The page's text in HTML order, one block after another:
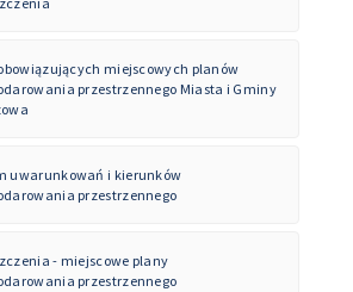
miejscowych planów
przestrzennego Miasta i Gminy
uwarunkowań i kierunków
przestrzennego
- miejscowe plany
przestrzennego